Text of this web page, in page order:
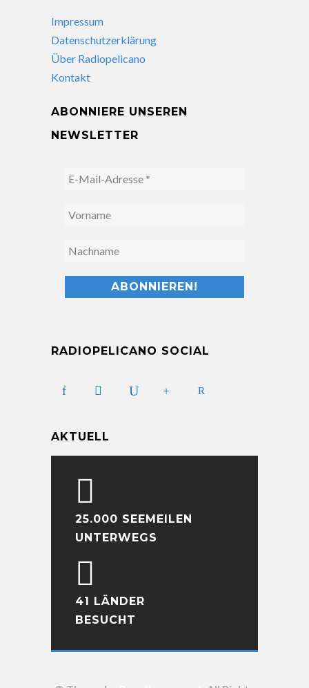
Impressum
Datenschutzerklärung
Über Radiopelicano
Kontakt
ABONNIERE UNSEREN
NEWSLETTER
RADIOPELICANO SOCIAL
AKTUELL
25.000 SEEMEILEN
UNTERWEGS
41 LÄNDER
BESUCHT